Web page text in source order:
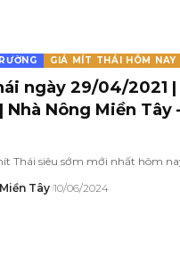
GIÁ MÍT THÁI HÔM NAY
ngày 29/04/2021
Nhà Nông Miền Tây
Thái siêu sớm mới nhất hôm
Tây 10/06/2024